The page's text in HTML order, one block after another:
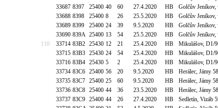
33687 8397 25400 40 60 27.4.2020 HB
Golčův Jeníkov,
33688 8398 25400 8 26 25.5.2020 HB
Golčův Jeníkov,
33689 8399 25400 24 39 9.5.2020 HB
Golčův Jeníkov,
33690 839A 25400 13 54 25.5.2020 HB
Golčův Jeníkov,
110
33714 83B2 25430 12 21 25.4.2020 HB
Mikulášov, D1/
33715 83B3 25430 24 54 25.4.2020 HB
Mikulášov, D1/
33716 83B4 25430 5 2 25.4.2020 HB
Mikulášov, D1/
33734 83C6 25400 56 20 9.5.2020 HB
Herálec, Jámy
33735 83C7 25400 25 60 9.5.2020 HB
Herálec, Jámy
33736 83C8 25400 44 36 23.5.2020 HB
Herálec, Jámy
33737 83C9 25400 44 26 27.4.2020 HB
Sedletín, Vizáb